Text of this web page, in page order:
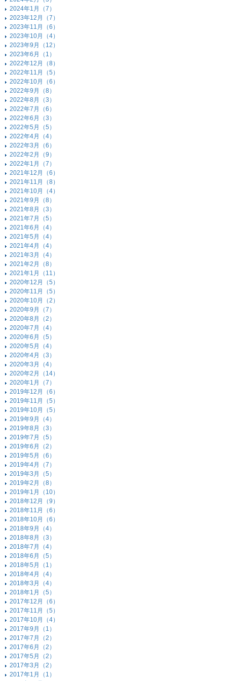
2024年1月（7）
2023年12月（7）
2023年11月（6）
2023年10月（4）
2023年9月（12）
2023年6月（1）
2022年12月（8）
2022年11月（5）
2022年10月（6）
2022年9月（8）
2022年8月（3）
2022年7月（6）
2022年6月（3）
2022年5月（5）
2022年4月（4）
2022年3月（6）
2022年2月（9）
2022年1月（7）
2021年12月（6）
2021年11月（8）
2021年10月（4）
2021年9月（8）
2021年8月（3）
2021年7月（5）
2021年6月（4）
2021年5月（4）
2021年4月（4）
2021年3月（4）
2021年2月（8）
2021年1月（11）
2020年12月（5）
2020年11月（5）
2020年10月（2）
2020年9月（7）
2020年8月（2）
2020年7月（4）
2020年6月（5）
2020年5月（4）
2020年4月（3）
2020年3月（4）
2020年2月（14）
2020年1月（7）
2019年12月（6）
2019年11月（5）
2019年10月（5）
2019年9月（4）
2019年8月（3）
2019年7月（5）
2019年6月（2）
2019年5月（6）
2019年4月（7）
2019年3月（5）
2019年2月（8）
2019年1月（10）
2018年12月（9）
2018年11月（6）
2018年10月（6）
2018年9月（4）
2018年8月（3）
2018年7月（4）
2018年6月（5）
2018年5月（1）
2018年4月（4）
2018年3月（4）
2018年1月（5）
2017年12月（6）
2017年11月（5）
2017年10月（4）
2017年9月（1）
2017年7月（2）
2017年6月（2）
2017年5月（2）
2017年3月（2）
2017年1月（1）